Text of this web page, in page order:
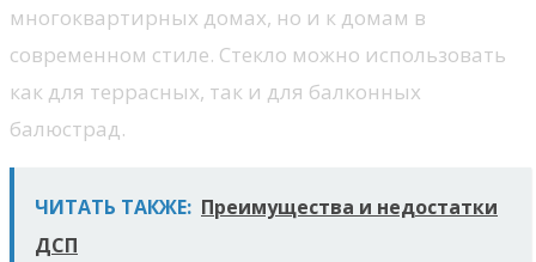
многоквартирных домах, но и к домам в
современном стиле. Стекло можно использовать
как для террасных, так и для балконных
балюстрад.
ЧИТАТЬ ТАКЖЕ: Преимущества и недостатки
ДСП